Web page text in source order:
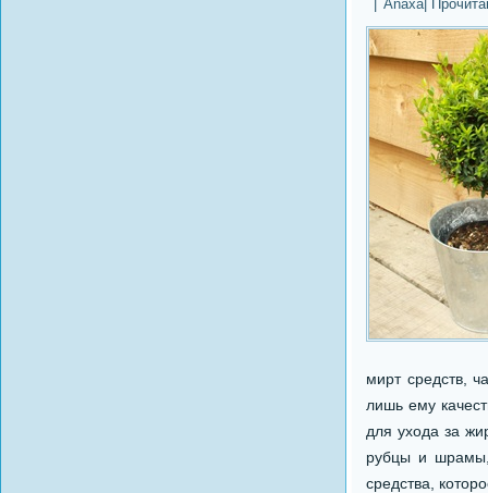
Anaxa|
мирт средств,
лишь ему
для ухода за
рубцы и шрамы,
средства,